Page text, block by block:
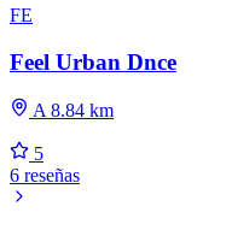
FE
Feel Urban Dnce
A 8.84 km
5
6 reseñas